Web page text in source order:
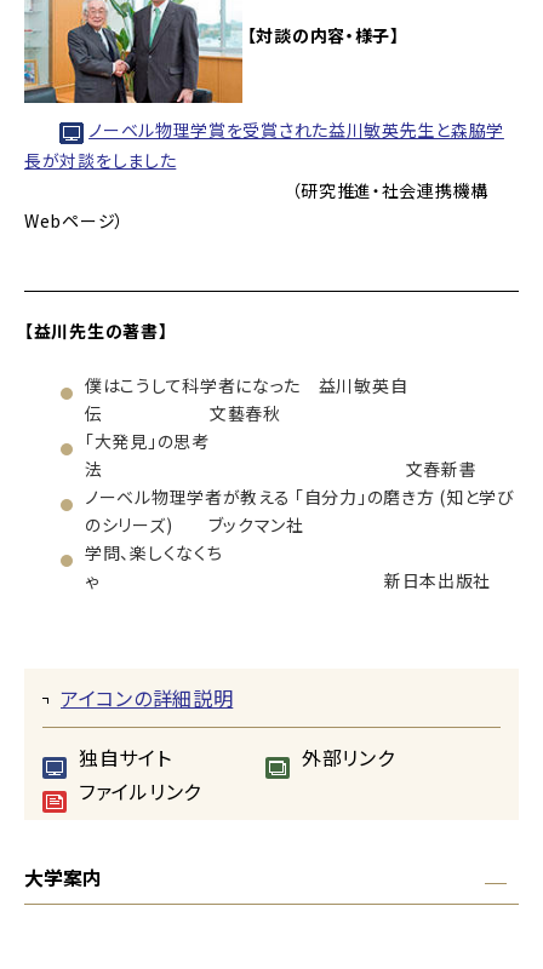
【対談の内容・様子】
ノーベル物理学賞を受賞された益川敏英先生と森脇学
長が対談をしました
（研究推進・社会連携機構
Webページ）
【益川先生の著書】
僕はこうして科学者になった 益川敏英自
伝 文藝春秋
「大発見」の思考
法 文春新書
ノーベル物理学者が教える 「自分力」の磨き方 (知と学び
のシリーズ) ブックマン社
学問、楽しくなくち
ゃ 新日本出版社
アイコンの詳細説明
独自サイト
外部リンク
ファイルリンク
大学案内